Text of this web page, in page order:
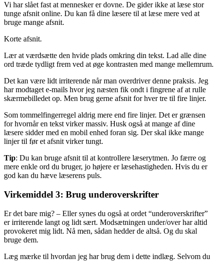
Vi har slået fast at mennesker er dovne. De gider ikke at læse stor
tunge afsnit online. Du kan få dine læsere til at læse mere ved at
bruge mange afsnit.
Korte afsnit.
Lær at værdsætte den hvide plads omkring din tekst. Lad alle dine
ord træde tydligt frem ved at øge kontrasten med mange mellemrum.
Det kan være lidt irriterende når man overdriver denne praksis. Jeg
har modtaget e-mails hvor jeg næsten fik ondt i fingrene af at rulle
skærmebilledet op. Men brug gerne afsnit for hver tre til fire linjer.
Som tommelfingerregel aldrig mere end fire linjer. Det er grænsen
for hvornår en tekst virker massiv. Husk også at mange af dine
læsere sidder med en mobil enhed foran sig. Der skal ikke mange
linjer til før et afsnit virker tungt.
Tip: Du kan bruge afsnit til at kontrollere læserytmen. Jo færre og
mere enkle ord du bruger, jo højere er læsehastigheden. Hvis du er
god kan du hæve læserens puls.
Virkemiddel 3: Brug underoverskrifter
Er det bare mig? – Eller synes du også at ordet “underoverskrifter”
er irriterende langt og lidt sært. Modsætningen under/over har altid
provokeret mig lidt. Nå men, sådan hedder de altså. Og du skal
bruge dem.
Læg mærke til hvordan jeg har brug dem i dette indlæg. Selvom du